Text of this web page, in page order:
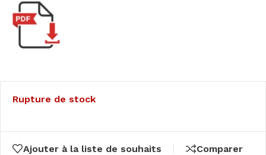
Rupture de stock
Ajouter à la liste de souhaits Comparer